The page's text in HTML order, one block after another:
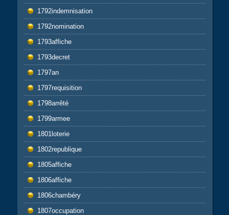
1792indemnisation
1792nomination
1793affiche
1793decret
1797an
1797requisition
1798arrêté
1799armee
1801loterie
1802republique
1805affiche
1806affiche
1806chambéry
1807occupation